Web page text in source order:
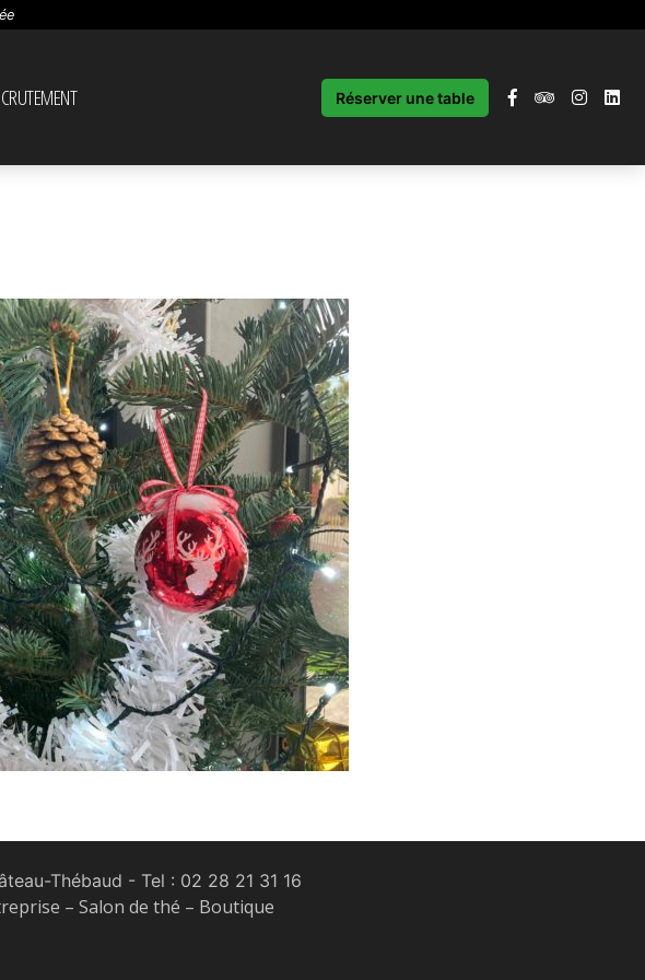
Réserver une table
Thébaud - Tel : 02 28 21 31 16
– Salon de thé – Boutique